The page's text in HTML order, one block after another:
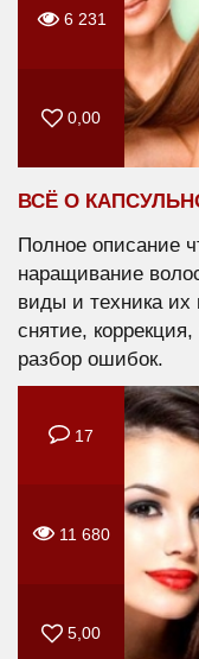
6 231
0,00
ВСЁ О
Полное описание
наращивание
виды и техника их
снятие,
разбор ошибок.
17
11 680
5,00